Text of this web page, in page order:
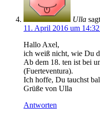
Ulla
11. April 2016 um
Hallo Axel,
ich weiß nicht, wie Du
Ab dem 18. ten ist bei
(Fuerteventura).
Ich hoffe, Du tauchst
Grüße von Ulla
Antworten